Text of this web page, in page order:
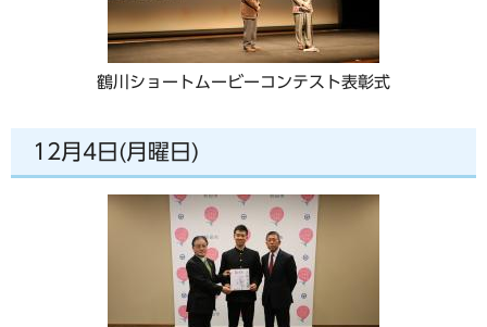
鶴川ショートムービーコンテスト表彰式
12月4日(月曜日)